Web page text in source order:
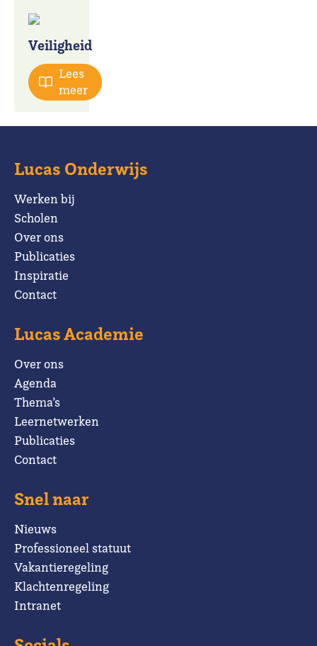
Veiligheid
Lees
meer
Lucas Onderwijs
Werken bij
Scholen
Over ons
Publicaties
Inspiratie
Contact
Lucas Academie
Over ons
Agenda
Thema’s
Leernetwerken
Publicaties
Contact
Snel naar
Nieuws
Professioneel statuut
Vakantieregeling
Klachtenregeling
Intranet